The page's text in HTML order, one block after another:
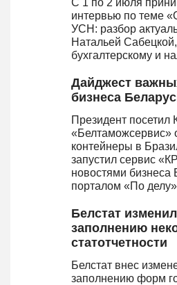
С 1 по 2 июля
интервью по теме
УСН: разбор
Натальей
бухгалтерскому и
Дайджест
бизнеса
Президент посетил
«Белтаможсервис»
контейнеры в
запустил сервис
новостями бизнеса
порталом «По
Белстат
заполнению
статотчетности
Белстат внес
заполнению форм